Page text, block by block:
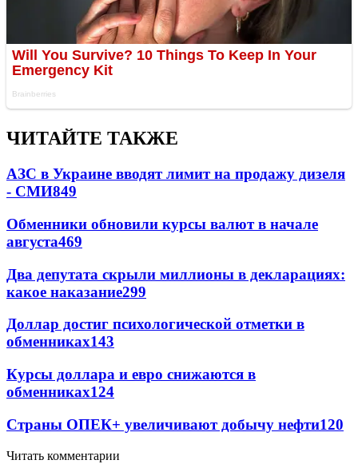
ЧИТАЙТЕ ТАКЖЕ
АЗС в Украине вводят лимит на продажу дизеля
- СМИ849
Обменники обновили курсы валют в начале
августа469
Два депутата скрыли миллионы в декларациях:
какое наказание299
Доллар достиг психологической отметки в
обменниках143
Курсы доллара и евро снижаются в
обменниках124
Страны ОПЕК+ увеличивают добычу нефти120
Читать комментарии